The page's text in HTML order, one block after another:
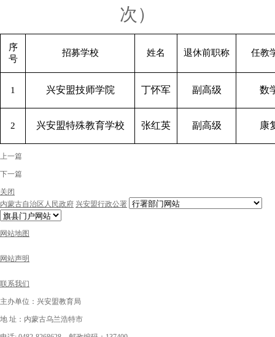
次 ）
序
号
招募学校 姓名 退休前职称 任教
1 兴安盟技师学院 丁怀军 副高级 数
2 兴安盟特殊教育学校 张红英 副高级 康
上一篇
下一篇
关闭
内蒙古自治区人民政府 兴安盟行政公署
网站地图
网站声明
联系我们
主办单位：兴安盟教育局
地 址：内蒙古乌兰浩特市